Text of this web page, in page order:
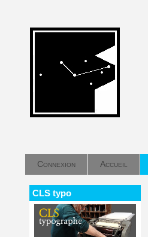
Connexion Accueil
CLS typo